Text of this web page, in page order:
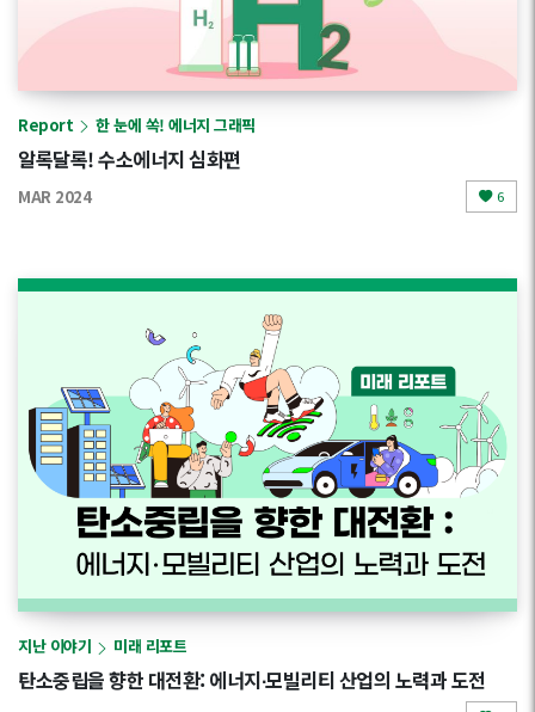
Report 한 눈에 쏙! 에너지 그래픽
알록달록! 수소에너지 심화편
MAR 2024 6
지난 이야기 미래 리포트
탄소중립을 향한 대전환: 에너지∙모빌리티 산업의 노력과 도전